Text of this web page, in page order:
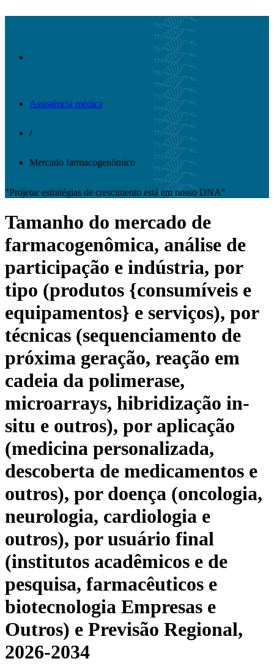
Assistência médica
/
Mercado farmacogenômico
"Projetar estratégias de crescimento está em nosso DNA"
Tamanho do mercado de
farmacogenômica, análise de
participação e indústria, por
tipo (produtos {consumíveis e
equipamentos} e serviços), por
técnicas (sequenciamento de
próxima geração, reação em
cadeia da polimerase,
microarrays, hibridização in-
situ e outros), por aplicação
(medicina personalizada,
descoberta de medicamentos e
outros), por doença (oncologia,
neurologia, cardiologia e
outros), por usuário final
(institutos acadêmicos e de
pesquisa, farmacêuticos e
biotecnologia Empresas e
Outros) e Previsão Regional,
2026-2034